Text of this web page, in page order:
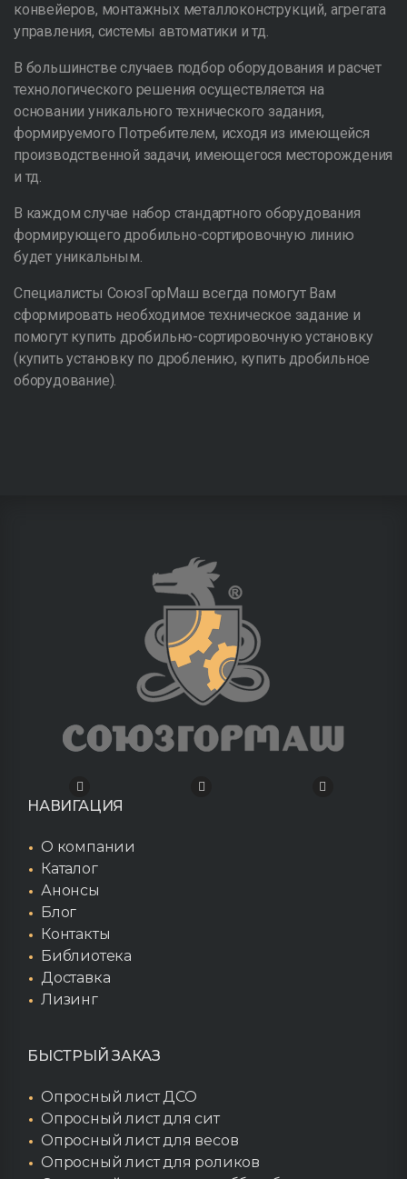
конвейеров, монтажных металлоконструкций, агрегата
управления, системы автоматики и тд.
В большинстве случаев подбор оборудования и расчет
технологического решения осуществляется на
основании уникального технического задания,
формируемого Потребителем, исходя из имеющейся
производственной задачи, имеющегося месторождения
и тд.
В каждом случае набор стандартного оборудования
формирующего дробильно-сортировочную линию
будет уникальным.
Специалисты СоюзГорМаш всегда помогут Вам
сформировать необходимое техническое задание и
помогут купить дробильно-сортировочную установку
(купить установку по дроблению, купить дробильное
оборудование).
НАВИГАЦИЯ
О компании
Каталог
Анонсы
Блог
Контакты
Библиотека
Доставка
Лизинг
БЫСТРЫЙ ЗАКАЗ
Опросный лист ДСО
Опросный лист для сит
Опросный лист для весов
Опросный лист для роликов